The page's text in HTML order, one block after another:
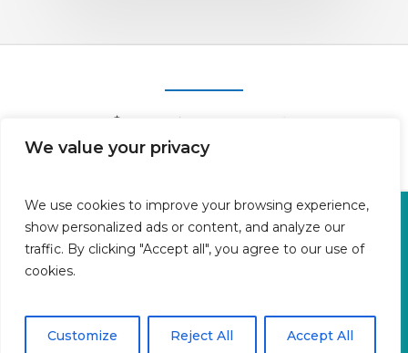
We value your privacy
We use cookies to improve your browsing experience,
show personalized ads or content, and analyze our
traffic. By clicking "Accept all", you agree to our use of
cookies.
Customize Reject All Accept All
Oficina en Calle Fluvià 1,
Bajos derecha, 07015 Palma
Política de cookies
Política de privacidad